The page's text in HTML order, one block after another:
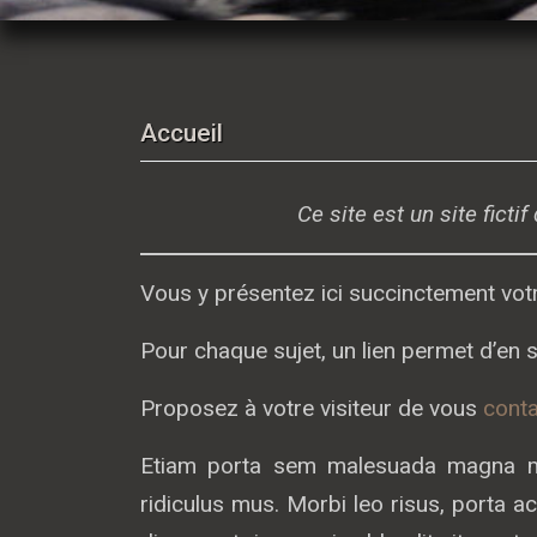
Accueil
Ce site est un site fictif
Vous y présentez ici succinctement
Pour chaque sujet, un lien permet
Proposez à votre visiteur de vous
Etiam porta sem malesuada magna
ridiculus mus. Morbi leo risus, porta